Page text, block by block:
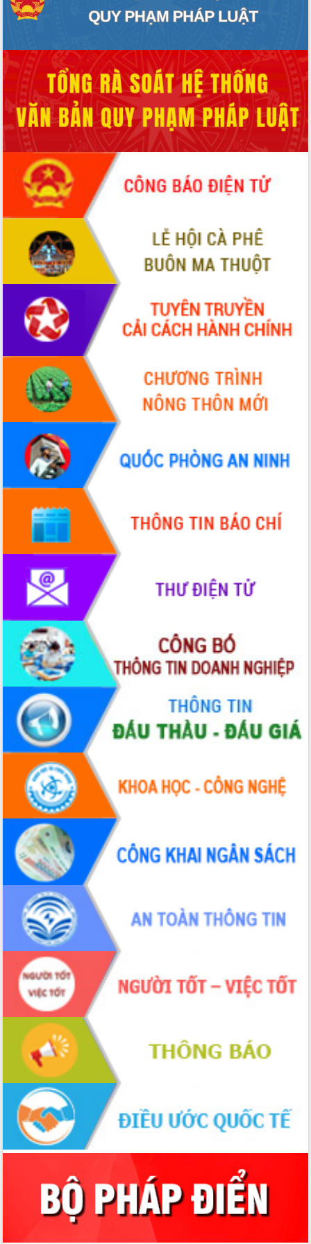
Lắk
HĐND tỉnh thông qua điều chỉnh Quy
hoạch tỉnh thời kỳ 2021-2030
Hội thảo góp ý hồ sơ điều chỉnh quy
hoạch tỉnh Đắk Lắk thời kỳ 2021-2030,
tầm nhìn đến năm 2050
Nâng cao hiệu quả hoạt động của các
doanh nghiệp nhà nước
Hội nghị triển khai kết nối mạng
truyền số liệu chuyên dùng phục vụ cơ
quan Đảng, Nhà nước
Lễ phát động chuỗi hoạt động chung
tay làm sạch môi trường
Xã Ea Kar bước chuyển mình trong
công tác cải cách hành chính mô hình
UBND tỉnh họp báo định kỳ tháng 4
năm 2026
Hội thảo khoa học “Giải pháp thúc đẩy
phát triển nền kinh tế xanh tại tỉnh
Tăng cường giám sát, đôn đốc thực
hiện nhiệm vụ quản lý tài sản công
hàng tuần
Tháo gỡ những vướng mắc, đẩy mạnh
công tác cải cách thủ tục hành chính
tại Trung tâm Phục vụ hành chính
công tỉnh
Đắk Lắk: Tôn vinh 46 giải pháp tại Hội
thi Sáng tạo Kỹ thuật 2024 - 2025
Đắk Lắk rà soát, điều chỉnh Đề án 190
về phát triển nuôi trồng thủy sản
Phó Chủ tịch UBND tỉnh Đắk Lắk
Trương Công Thái kiểm tra thực địa
Dự án cao tốc Khánh Hòa - Buôn Ma
Thuột
Định vị cà phê Việt Nam như một “di
sản sống” trong dòng chảy toàn cầu
Xây dựng nông thôn mới: Nâng cao đời
sống người dân từ những mô hình thiết
thực
Quyết liệt tháo gỡ vướng mắc, đẩy
nhanh tiến độ các dự án trọng điểm
trong Khu kinh tế Nam Phú Yên
Hòn Yến phát triển du lịch gắn với bảo
tồn biển
Lấy ý kiến điều chỉnh Quy hoạch tỉnh
Đắk Lắk thời kỳ 2021-2030, tầm nhìn
đến năm 2050
Phát động chiến dịch 30 ngày đêm
giải phóng mặt bằng Tuyến đường bộ
ven biển
Đắk Lắk nỗ lực thúc đẩy tăng trưởng
kinh tế từ 10% trở lên trong Quý
II/2026
Đắk Lắk ký kết thỏa thuận hợp tác về
chuyển đổi số giai đoạn 2026 – 2030
với Tập đoàn Bưu chính Viễn thông
Việt Nam
Thứ trưởng Bộ Y tế làm việc với tỉnh
Đắk Lắk về phát triển nhân lực y tế
cho trạm y tế cấp xã
Du lịch Đắk Lắk nâng tầm trải nghiệm
du khách thông qua Hệ thống cơ sở dữ
liệu và Bản đồ số
Tập huấn ứng dụng trí tuệ nhân tạo (AI)
trong thương mại điện tử năm 2026
Đoàn đại biểu Quốc hội tỉnh Đắk Lắk
trao đổi thông tin trước Kỳ họp thứ
nhất, Quốc hội khóa XVI
Quyết liệt cải cách hành chính, khơi
thông nguồn lực phát triển
Nâng cao hiệu lực, hiệu quả HĐND
tỉnh thông qua hiện đại hóa hành chính
Xã Ea Phê gắn cải cách hành chính với
chuyển đổi số
Phó Chủ tịch Thường trực UBND tỉnh
Hồ Thị Nguyên Thảo làm việc tại Trung